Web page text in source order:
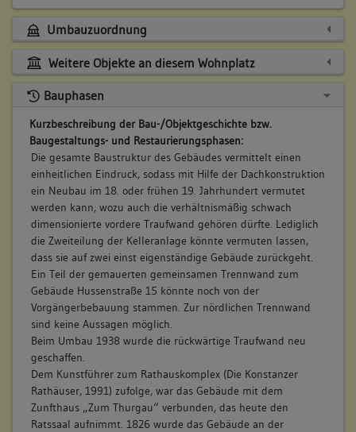
Umbauzuordnung
Weitere Objekte an diesem Wohnplatz
Bauphasen
Kurzbeschreibung der Bau-/Objektgeschichte bzw.
Baugestaltungs- und Restaurierungsphasen:
Die gesamte Baustruktur des Gebäudes vermittelt einen
einheitlichen Eindruck, sodass mit Hilfe der Dachkonstruktion
ein Neubau im 18. oder frühen 19. Jahrhundert vermutet
werden kann, wozu auch die verhältnismäßig schwach
dimensionierte vordere Traufwand gehören dürfte. Lediglich
die Zweiteilung der Kelleranlage könnte vermuten lassen,
dass sie auf zwei einst eigenständige Gebäude zurückgeht.
Ein Teil der gemauerten gemeinsamen Trennwand zum
Gebäude Hussenstraße 15 könnte noch von der
Vorgängerbebauung stammen. Zur nördlichen Trennwand
sind keine Aussagen möglich.
Beim Umbau 1938 wurde die rückwärtige Traufwand neu
geschaffen.
Dem Kunstführer zum Rathauskomplex (Die Konstanzer
Rathäuser, 1991) zufolge, war das Gebäude mit dem
Zunfthaus „Zum Thurgau“ verbunden, das heute den
Ratssaal aufnimmt. 1826 wurde das Gebäude an der